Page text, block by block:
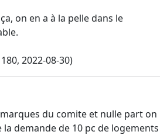
on en a à la pelle dans le
2022-08-30)
du comite et nulle part on
demande de 10 pc de logements